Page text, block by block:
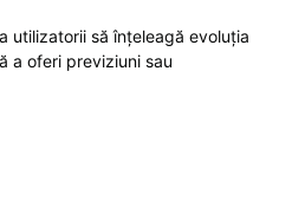
utilizatorii să înțeleagă evoluția
a oferi previziuni sau